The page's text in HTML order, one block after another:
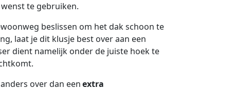
te gebruiken.
beslissen om het dak schoon te
laat je dit klusje best over aan een
dient namelijk onder de juiste hoek te
over dan eenextra